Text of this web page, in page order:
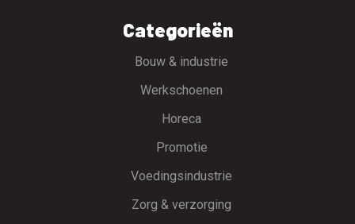
Categorieën
Bouw & industrie
Werkschoenen
Horeca
Promotie
Voedingsindustrie
Zorg & verzorging